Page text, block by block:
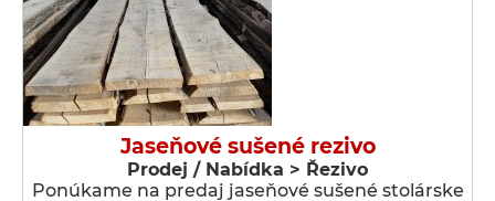
Jaseňové sušené rezivo
Prodej / Nabídka > Řezivo
Ponúkame na predaj jaseňové sušené stolárske